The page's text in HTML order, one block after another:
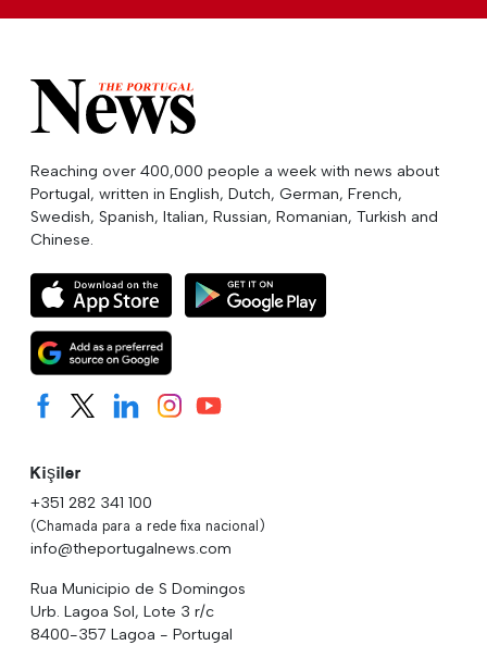
Reaching over 400,000 people a week with news about
Portugal, written in English, Dutch, German, French,
Swedish, Spanish, Italian, Russian, Romanian, Turkish and
Chinese.
Kişiler
+351 282 341 100
(Chamada para a rede fixa nacional)
info@theportugalnews.com
Rua Municipio de S Domingos
Urb. Lagoa Sol, Lote 3 r/c
8400-357 Lagoa - Portugal